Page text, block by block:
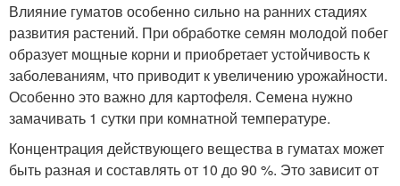
Влияние гуматов особенно сильно на ранних стадиях
развития растений. При обработке семян молодой побег
образует мощные корни и приобретает устойчивость к
заболеваниям, что приводит к увеличению урожайности.
Особенно это важно для картофеля. Семена нужно
замачивать 1 сутки при комнатной температуре.
Концентрация действующего вещества в гуматах может
быть разная и составлять от 10 до 90 %. Это зависит от